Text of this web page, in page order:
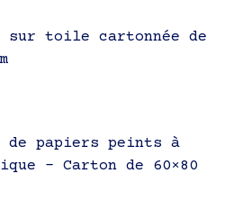
sur toile cartonnée de
de papiers peints à
– Carton de 60×80